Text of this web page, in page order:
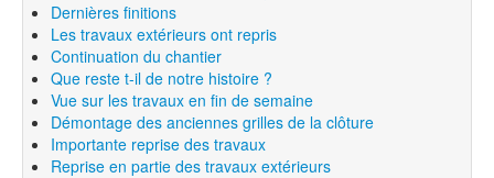
Dernières finitions
Les travaux extérieurs ont repris
Continuation du chantier
Que reste t-il de notre histoire ?
Vue sur les travaux en fin de semaine
Démontage des anciennes grilles de la clôture
Importante reprise des travaux
Reprise en partie des travaux extérieurs